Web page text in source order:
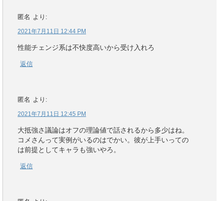
匿名 より:
2021年7月11日 12:44 PM
性能チェンジ系は不快度高いから受け入れろ
返信
匿名 より:
2021年7月11日 12:45 PM
大抵強さ議論はオフの理論値で話されるから多少はね。
コメさんって実例がいるのはでかい。彼が上手いっての
は前提としてキャラも強いやろ。
返信